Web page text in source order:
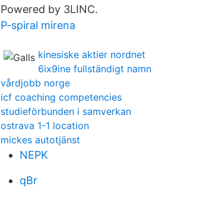
Powered by 3LINC.
P-spiral mirena
kinesiske aktier nordnet
6ix9ine fullständigt namn
vårdjobb norge
icf coaching competencies
studieförbunden i samverkan
ostrava 1-1 location
mickes autotjänst
NEPK
qBr